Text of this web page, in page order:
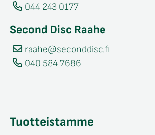
044 243 0177
Second Disc Raahe
raahe@seconddisc.fi
040 584 7686
Tuotteistamme